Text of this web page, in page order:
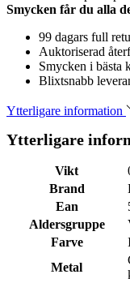
Smycken får du alla
99 dagars full
Auktoriserad
Smycken i bästa
Blixtsnabb
Ytterligare information
Ytterligare
Vikt
Brand
Ean
Aldersgruppe
Farve
Metal